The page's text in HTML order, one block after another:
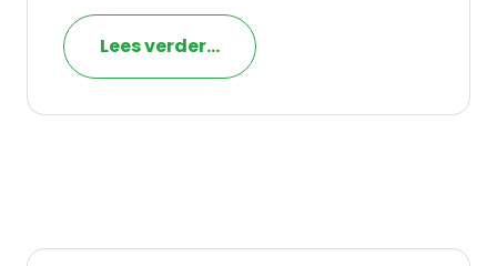
Lees verder...